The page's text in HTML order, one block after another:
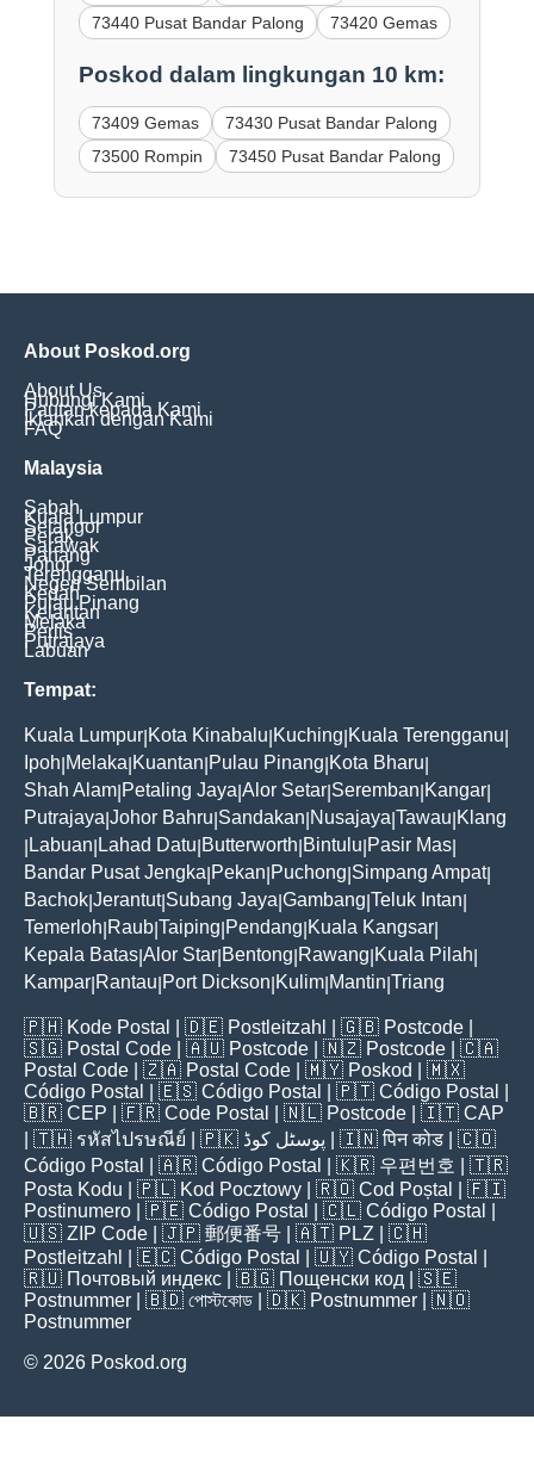
73440 Pusat Bandar Palong
73420 Gemas
Poskod dalam lingkungan 10 km:
73409 Gemas
73430 Pusat Bandar Palong
73500 Rompin
73450 Pusat Bandar Palong
About Poskod.org
About Us
Hubungi Kami
Pautan kepada Kami
Iklankan dengan Kami
FAQ
Malaysia
Sabah
Kuala Lumpur
Selangor
Perak
Sarawak
Pahang
Johor
Terengganu
Negeri Sembilan
Kedah
Pulau Pinang
Kelantan
Melaka
Perlis
Putrajaya
Labuan
Tempat:
Kuala Lumpur Kota Kinabalu Kuching Kuala Terengganu
Ipoh Melaka Kuantan Pulau Pinang Kota Bharu
Shah Alam Petaling Jaya Alor Setar Seremban Kangar
Putrajaya Johor Bahru Sandakan Nusajaya Tawau Klang
Labuan Lahad Datu Butterworth Bintulu Pasir Mas
Bandar Pusat Jengka Pekan Puchong Simpang Ampat|
Bachok Jerantut| Subang Jaya Gambang Teluk Intan
Temerloh Raub Taiping Pendang Kuala Kangsar
Kepala Batas Alor Star Bentong Rawang Kuala Pilah
Kampar Rantau Port Dickson Kulim Mantin Triang
🇵🇭 Kode Postal | 🇩🇪 Postleitzahl | 🇬🇧 Postcode
🇸🇬 Postal Code | 🇦🇺 Postcode | 🇳🇿 Postcode | 🇨🇦
Postal Code | 🇿🇦 Postal Code | 🇲🇾 Poskod
| 🇲🇽
Código Postal
| 🇪🇸 Código Postal | 🇵🇹 Código Postal
🇧🇷 CEP | 🇫🇷 Code Postal | 🇳🇱 Postcode | 🇮🇹 CAP
| 🇹🇭 รหัสไปรษณีย์ | 🇵🇰 پوسٹل کوڈ | 🇮🇳पिन कोड | 🇨🇴
Código Postal
| 🇦🇷 Código Postal | 🇰🇷 우편번호
| 🇹🇷
Posta Kodu | 🇵🇱 Kod Pocztowy | 🇷🇴 Cod Poștal
| 🇫🇮
Postinumero | 🇵🇪 Código Postal | 🇨🇱 Código Postal
🇺🇸 ZIP Code | 🇯🇵 郵便番号 | 🇦🇹 PLZ | 🇨🇭
Postleitzahl
| 🇪🇨 Código Postal | 🇺🇾 Código Postal
🇷🇺 Почтовый индекс | 🇧🇬 Пощенски код | 🇸🇪
Postnummer | 🇧🇩 পোস্টকোড | 🇩🇰 Postnummer | 🇳🇴
Postnummer
© 2026 Poskod.org